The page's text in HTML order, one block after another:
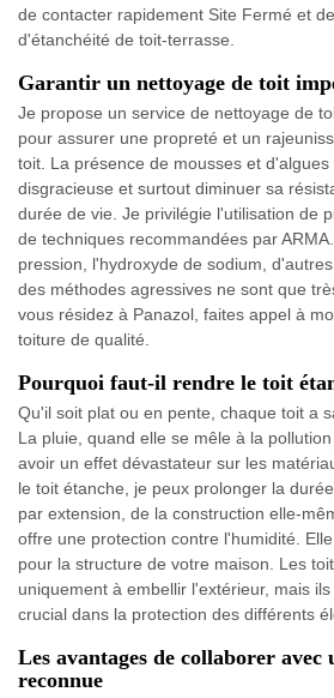
de contacter rapidement Site Fermé et
d'étanchéité de toit-terrasse.
Garantir un nettoyage de toit
Je propose un service de nettoyage de
pour assurer une propreté et un
toit. La présence de mousses et
disgracieuse et surtout diminuer sa
durée de vie. Je privilégie l'utilisation de
de techniques recommandées par
pression, l'hydroxyde de sodium,
des méthodes agressives ne sont que
vous résidez à Panazol, faites appel à
toiture de qualité.
Pourquoi faut-il rendre le toit
Qu'il soit plat ou en pente, chaque toit a
La pluie, quand elle se mêle à la
avoir un effet dévastateur sur les
le toit étanche, je peux prolonger la
par extension, de la construction elle-
offre une protection contre l'humidité.
pour la structure de votre maison. Les
uniquement à embellir l'extérieur, mais
crucial dans la protection des différents
Les avantages de collaborer avec
reconnue